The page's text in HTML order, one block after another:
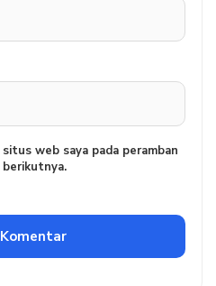
situs web saya pada peramban